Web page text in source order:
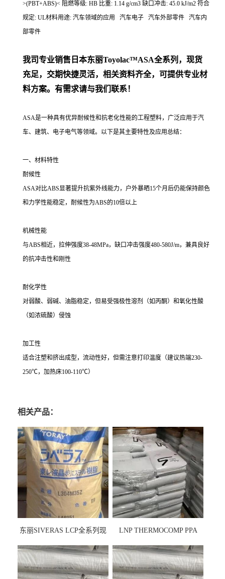
>(PBT+ABS)< 阻燃等级: HB 比重: 1.14 g/cm3 缺口冲击: 45.0 kJ/m2 符合
规定: UL材料用途: 汽车领域的应用 汽车电子 汽车外部零件 汽车内
部零件
我司专业销售日本东丽Toyolac™ASA全系列，现货
充足，交期快捷灵活，相关资料齐全，可提供专业材
料方案。有需求请与我们联系！
ASA是一种具有优异耐候性和抗老化性能的工程塑料，广泛应用于汽
车、建筑、电子电气等领域。以下是其主要特性及应用总结：
一、材料特性
耐候性
ASA对比ABS显著提升抗紫外线能力，户外暴晒15个月后仍能保持颜色
和力学性能稳定，耐候性为ABS的10倍以上
机械性能
与ABS相近，拉伸强度38-48MPa，缺口冲击强度480-580J/m，兼具良好
的抗冲击性和刚性
耐化学性
对弱酸、弱碱、油脂稳定，但易受强极性溶剂（如丙酮）和氧化性酸
（如浓硫酸）侵蚀
加工性
适合注塑和挤出成型，流动性好，但需注意打印温度（建议热端230-
250℃，加热床100-110℃）
相关产品：
东丽SIVERAS LCP全系列现
LNP THERMOCOMP PPA